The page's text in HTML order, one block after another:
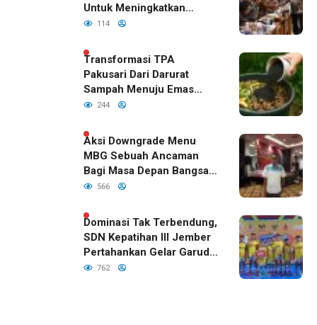
Untuk Meningkatkan
Kualitas Anak Bangsa,
RI
114
Transformasi TPA
Pakusari Dari Darurat
Sampah Menuju Emas
Hijau di Era Kepemimpinan
244
Aksi Downgrade Menu
MBG Sebuah Ancaman
Bagi Masa Depan Bangsa
Indonesia
566
Dominasi Tak Terbendung,
SDN Kepatihan III Jember
Pertahankan Gelar Garuda
Cup 2026
762